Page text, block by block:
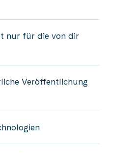
nur für die von dir
Veröffentlichung